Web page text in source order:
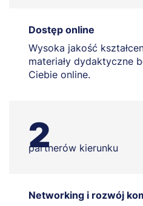
Dostęp online
Wysoka jakość
materiały dydaktyczne
Ciebie online.
2
partnerów kierunku
Networking i rozwój